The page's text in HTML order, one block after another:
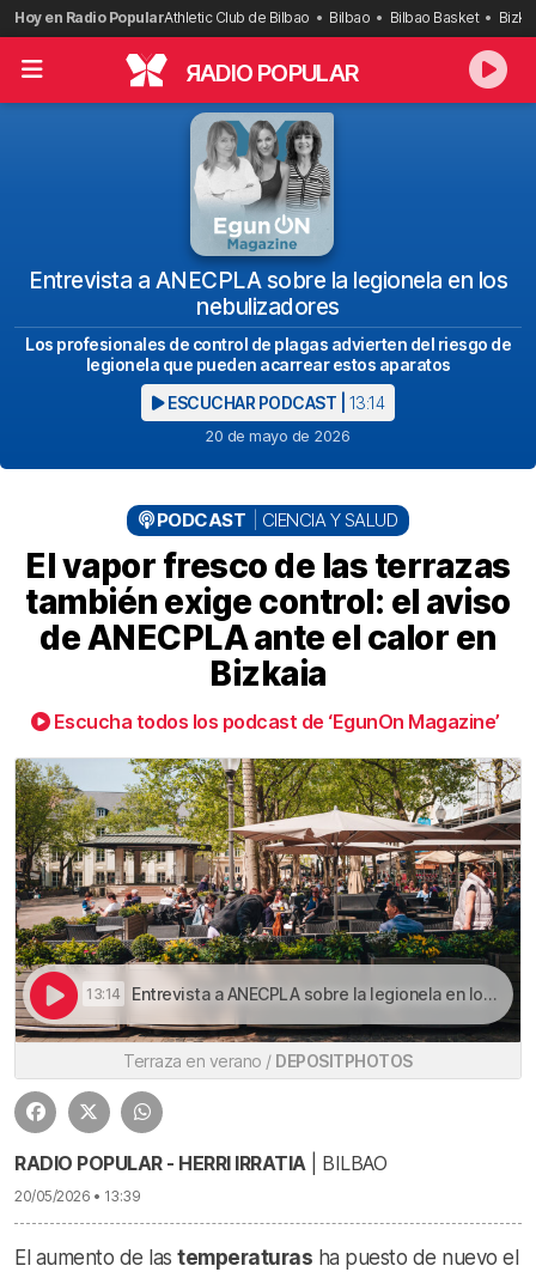
Saltar
al
contenido
Hoy en Radio PopularAthletic Club de Bilbao Bilbao Bilbao Basket
RADIO POPULAR
Entrevista a ANECPLA sobre la legionela en los
nebulizadores
Los profesionales de control de plagas advierten del riesgo de
legionela que pueden acarrear estos aparatos
ESCUCHAR PODCAST | 13:14
20 de mayo de 2026
PODCAST CIENCIA Y SALUD
El vapor fresco de las terrazas
también exige control: el aviso
de ANECPLA ante el calor en
Bizkaia
Escucha todos los podcast de ‘EgunOn Magazine’
13:14 Entrevista a ANECPLA sobre la legionela en los nebulizadores | El vapor fresco de las terrazas también exige control: el aviso de ANECPLA ante el calor en Bizkaia
Terraza en verano / DEPOSITPHOTOS
RADIO POPULAR - HERRI IRRATIA| BILBAO
20/05/2026 • 13:39
El aumento de las temperaturas ha puesto de nuevo el